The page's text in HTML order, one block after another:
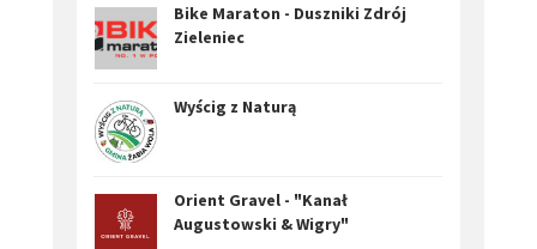
Bike Maraton - Duszniki Zdrój
Zieleniec
Wyścig z Naturą
Orient Gravel - "Kanał
Augustowski & Wigry"